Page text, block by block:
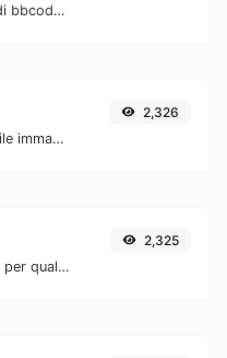
Converti gli snippet di bbcode del forum in codice HTML grezzo.
Converti facilmente file immagine JPG in PNG.
2,326
Genera un hash MD4 per qualsiasi input di stringa.
2,325